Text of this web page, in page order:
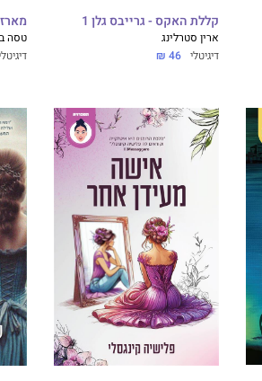
קללת האקס - גרייבס גלן 1
ארין סטרלינג
דיגיטלי 46 ₪
טסה